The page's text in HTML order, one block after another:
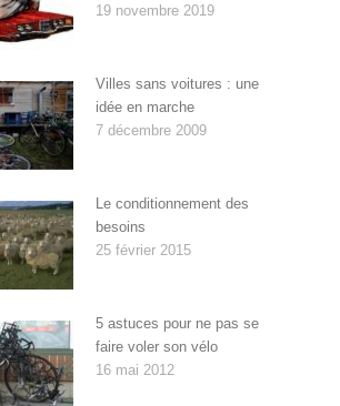
19 novembre 2019
Villes sans voitures : une
idée en marche
7 décembre 2009
Le conditionnement des
besoins
25 février 2015
5 astuces pour ne pas se
faire voler son vélo
16 mai 2012